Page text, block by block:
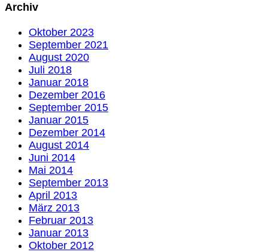
Archiv
Oktober 2023
September 2021
August 2020
Juli 2018
Januar 2018
Dezember 2016
September 2015
Januar 2015
Dezember 2014
August 2014
Juni 2014
Mai 2014
September 2013
April 2013
März 2013
Februar 2013
Januar 2013
Oktober 2012